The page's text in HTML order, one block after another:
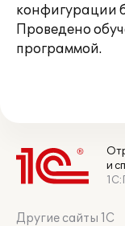
конфигурации
Проведено
программой.
и
Другие сайты 1С